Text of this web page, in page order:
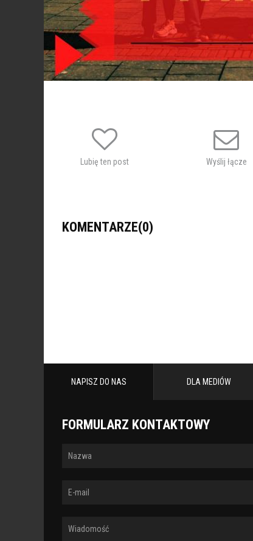
Lubię ten post Wyślij łącze
KOMENTARZE(0)
NAPISZ DO NAS DLA MEDIÓW
FORMULARZ KONTAKTOWY